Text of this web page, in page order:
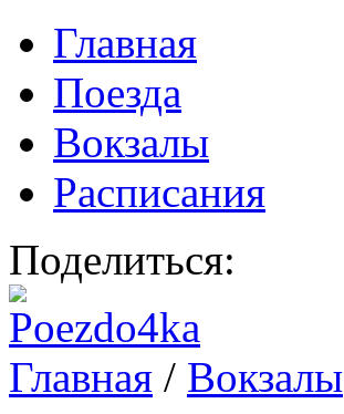
Главная
Поезда
Вокзалы
Расписания
Поделиться:
Главная / Вокзалы